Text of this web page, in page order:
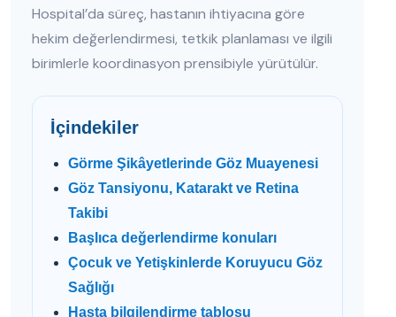
Hospital’da süreç, hastanın ihtiyacına göre
hekim değerlendirmesi, tetkik planlaması ve ilgili
birimlerle koordinasyon prensibiyle yürütülür.
İçindekiler
Görme Şikâyetlerinde Göz Muayenesi
Göz Tansiyonu, Katarakt ve Retina
Takibi
Başlıca değerlendirme konuları
Çocuk ve Yetişkinlerde Koruyucu Göz
Sağlığı
Hasta bilgilendirme tablosu